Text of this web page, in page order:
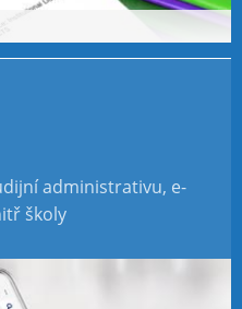
administrativu, e-
školy